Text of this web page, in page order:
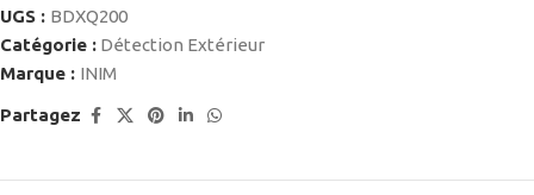
UGS : BDXQ200
Catégorie : Détection Extérieur
Marque : INIM
Partagez